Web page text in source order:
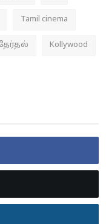
Tamil cinema
Kollywood